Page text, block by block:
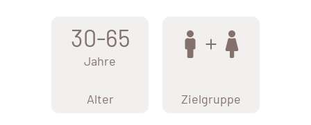
30-65
Jahre
Alter Zielgruppe